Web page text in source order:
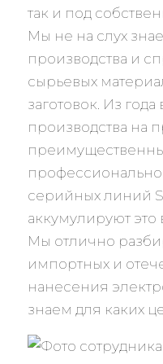
так и под
Мы не на слух
производства и
сырьевых
заготовок. Из
производства на
серийных линий
аккумулируют
Мы отлично
импортных и
нанесения
знаем для каких